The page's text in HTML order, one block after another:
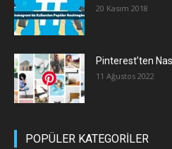
20 Kasım 2018
Pinterest’ten
11 Ağustos 2022
POPÜLER KATEGORİLER